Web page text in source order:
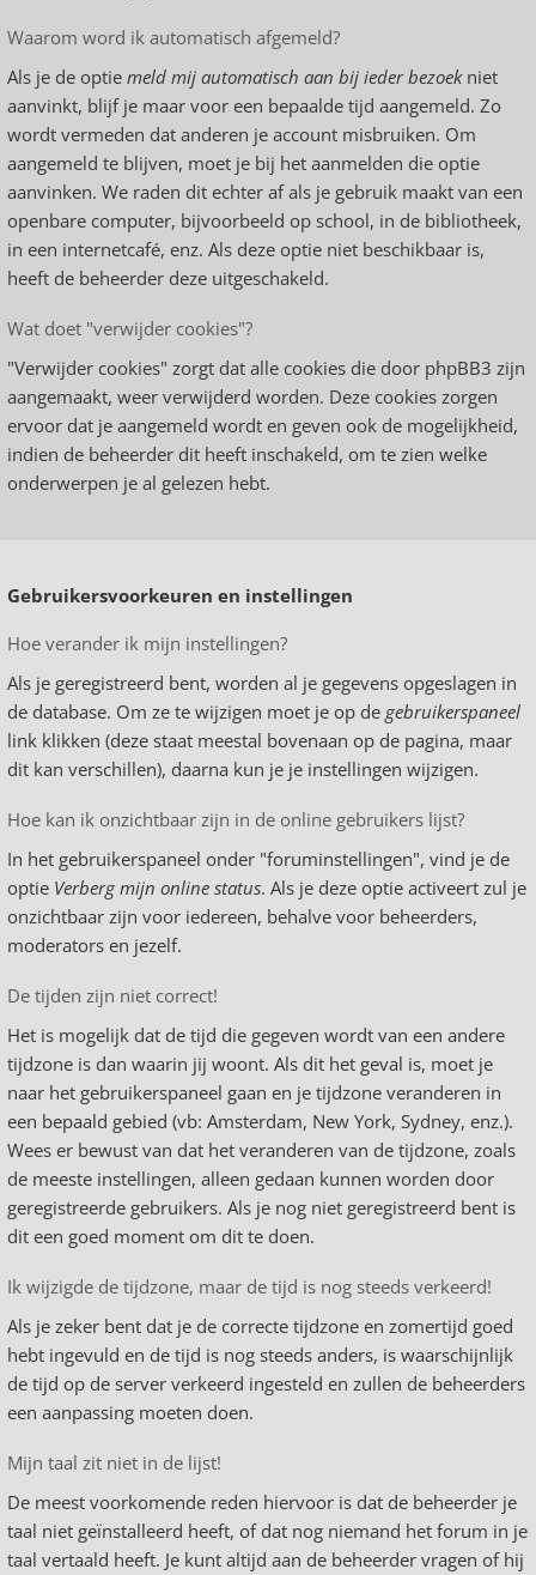
Waarom word ik automatisch afgemeld?
Als je de optie meld mij automatisch aan bij ieder bezoekniet
aanvinkt, blijf je maar voor een bepaalde tijd aangemeld. Zo
wordt vermeden dat anderen je account misbruiken. Om
aangemeld te blijven, moet je bij het aanmelden die optie
aanvinken. We raden dit echter af als je gebruik maakt van een
openbare computer, bijvoorbeeld op school, in de bibliotheek,
in een internetcafé, enz. Als deze optie niet beschikbaar is,
heeft de beheerder deze uitgeschakeld.
Wat doet "verwijder cookies"?
"Verwijder cookies" zorgt dat alle cookies die door phpBB3 zijn
aangemaakt, weer verwijderd worden. Deze cookies zorgen
ervoor dat je aangemeld wordt en geven ook de mogelijkheid,
indien de beheerder dit heeft inschakeld, om te zien welke
onderwerpen je al gelezen hebt.
Gebruikersvoorkeuren en instellingen
Hoe verander ik mijn instellingen?
Als je geregistreerd bent, worden al je gegevens opgeslagen in
de database. Om ze te wijzigen moet je op de gebruikerspaneel
link klikken (deze staat meestal bovenaan op de pagina, maar
dit kan verschillen), daarna kun je je instellingen wijzigen.
Hoe kan ik onzichtbaar zijn in de online gebruikers lijst?
In het gebruikerspaneel onder "foruminstellingen", vind je de
optie Verberg mijn online status. Als je deze optie activeert zul je
onzichtbaar zijn voor iedereen, behalve voor beheerders,
moderators en jezelf.
De tijden zijn niet correct!
Het is mogelijk dat de tijd die gegeven wordt van een andere
tijdzone is dan waarin jij woont. Als dit het geval is, moet je
naar het gebruikerspaneel gaan en je tijdzone veranderen in
een bepaald gebied (vb: Amsterdam, New York, Sydney, enz.).
Wees er bewust van dat het veranderen van de tijdzone, zoals
de meeste instellingen, alleen gedaan kunnen worden door
geregistreerde gebruikers. Als je nog niet geregistreerd bent is
dit een goed moment om dit te doen.
Ik wijzigde de tijdzone, maar de tijd is nog steeds verkeerd!
Als je zeker bent dat je de correcte tijdzone en zomertijd goed
hebt ingevuld en de tijd is nog steeds anders, is waarschijnlijk
de tijd op de server verkeerd ingesteld en zullen de beheerders
een aanpassing moeten doen.
Mijn taal zit niet in de lijst!
De meest voorkomende reden hiervoor is dat de beheerder je
taal niet geïnstalleerd heeft, of dat nog niemand het forum in je
taal vertaald heeft. Je kunt altijd aan de beheerder vragen of hij